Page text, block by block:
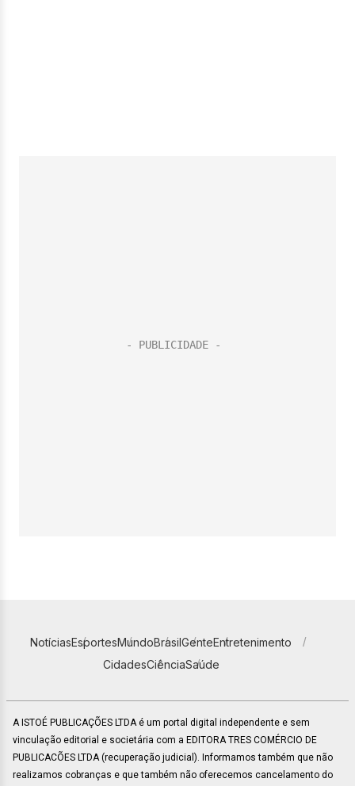
NotíciasEsportesMundoBrasilGenteEntretenimento
CidadesCiênciaSaúde
A ISTOÉ PUBLICAÇÕES LTDA é um portal digital independente e sem
vinculação editorial e societária com a EDITORA TRES COMÉRCIO DE
PUBLICACÕES LTDA (recuperação judicial). Informamos também que não
realizamos cobranças e que também não oferecemos cancelamento do